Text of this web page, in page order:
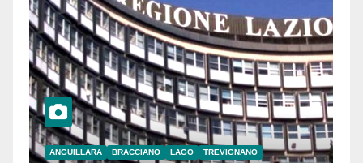
ANGUILLARA BRACCIANO LAGO TREVIGNANO